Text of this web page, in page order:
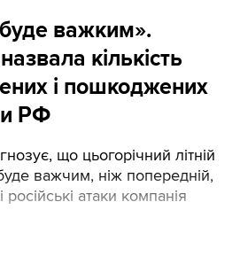
евакуація та які маршрути
найбільше запізнюються.
буде важким».
кількість
і пошкоджених
РФ
що цьогорічний літній
важчим, ніж попередній,
атаки компанія